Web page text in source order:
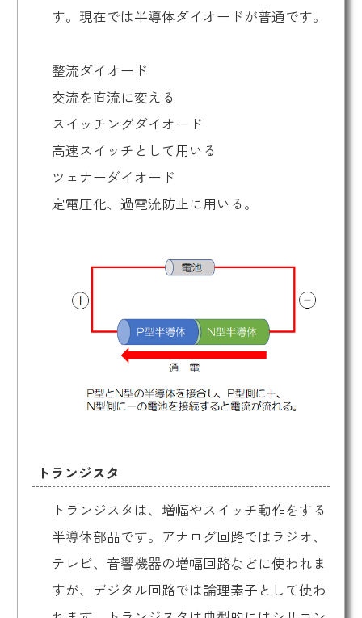
す。現在では半導体ダイオードが普通です。
整流ダイオード
交流を直流に変える
スイッチングダイオード
高速スイッチとして用いる
ツェナーダイオード
定電圧化、過電流防止に用いる。
トランジスタ
トランジスタは、増幅やスイッチ動作をする
半導体部品です。アナログ回路ではラジオ、
テレビ、音響機器の増幅回路などに使われま
すが、デジタル回路では論理素子として使わ